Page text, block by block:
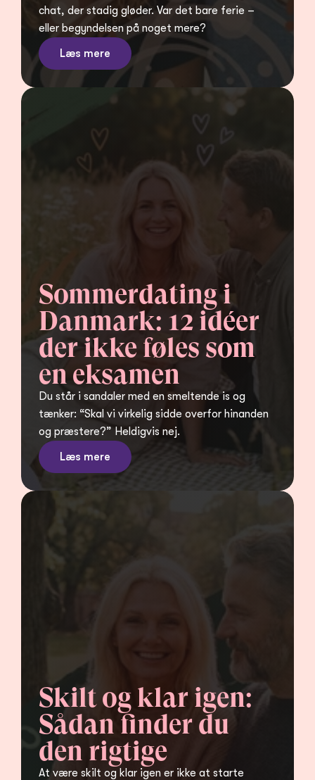
chat, der stadig gløder. Var det bare ferie –
eller begyndelsen på noget mere?
Læs mere
Sommerdating i
Danmark: 12 idéer
der ikke føles som
en eksamen
Du står i sandaler med en smeltende is og
tænker: “Skal vi virkelig sidde overfor hinanden
og præstere?” Heldigvis nej.
Læs mere
Skilt og klar igen:
Sådan finder du
den rigtige
At være skilt og klar igen er ikke at starte